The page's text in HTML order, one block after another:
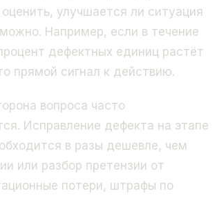
улучшается ли ситуация
Например, если в течение
дефектных единиц растёт
прямой сигнал к действию.
вопроса часто
Исправление дефекта на этапе
в разы дешевле, чем
или разбор претензии от
потери, штрафы по